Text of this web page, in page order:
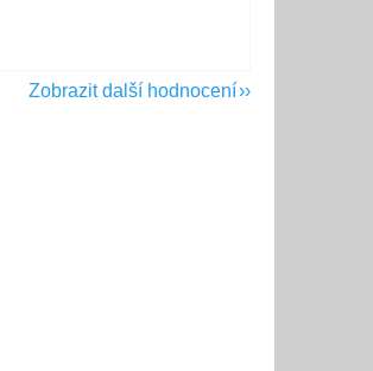
Zobrazit další hodnocení